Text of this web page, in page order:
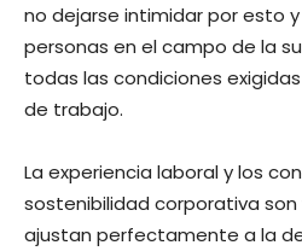
no dejarse intimidar por esto
personas en el campo de la
todas las condiciones
de trabajo.
La experiencia laboral y los
sostenibilidad corporativa son
ajustan perfectamente a la